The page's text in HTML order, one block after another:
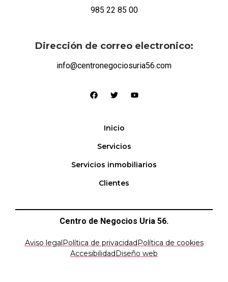
985 22 85 00
Dirección de correo electronico:
info@centronegociosuria56.com
Inicio
Servicios
Servicios inmobiliarios
Clientes
Centro de Negocios Uria 56.
Aviso legalPolítica de privacidadPolítica de cookies
AccesibilidadDiseño web